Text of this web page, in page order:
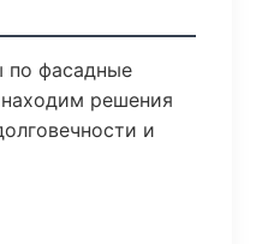
по фасадные
решения
и